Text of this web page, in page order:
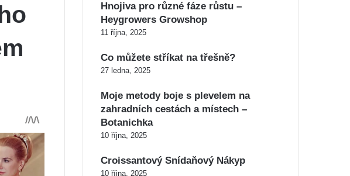
Hnojiva pro různé fáze růstu –
Heygrowers Growshop
11 října, 2025
Co můžete stříkat na třešně?
27 ledna, 2025
Moje metody boje s plevelem na
zahradních cestách a místech –
Botanichka
10 října, 2025
Croissantový Snídaňový Nákyp
10 října, 2025